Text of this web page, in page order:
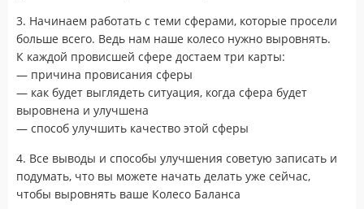
3. Начинаем работать с теми сферами, которые просели
больше всего. Ведь нам наше колесо нужно выровнять.
К каждой провисшей сфере достаем три карты:
— причина провисания сферы
— как будет выглядеть ситуация, когда сфера будет
выровнена и улучшена
— способ улучшить качество этой сферы
4. Все выводы и способы улучшения советую записать и
подумать, что вы можете начать делать уже сейчас,
чтобы выровнять ваше Колесо Баланса